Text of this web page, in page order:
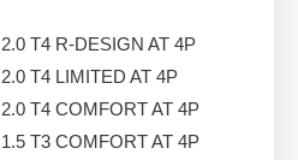
2.0 T4 R-DESIGN AT 4P
2.0 T4 LIMITED AT 4P
2.0 T4 COMFORT AT 4P
1.5 T3 COMFORT AT 4P